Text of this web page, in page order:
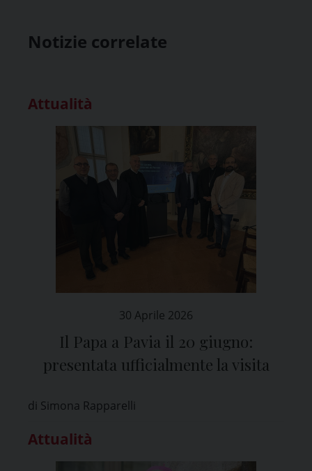
Notizie correlate
Attualità
30 Aprile 2026
Il Papa a Pavia il 20 giugno:
presentata ufficialmente la visita
di Simona Rapparelli
Attualità